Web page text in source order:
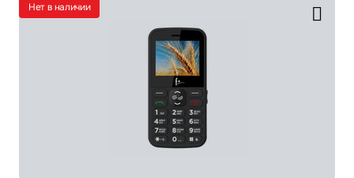
Нет в наличии